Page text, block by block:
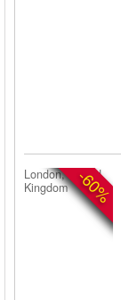
-60%
London, United
Kingdom